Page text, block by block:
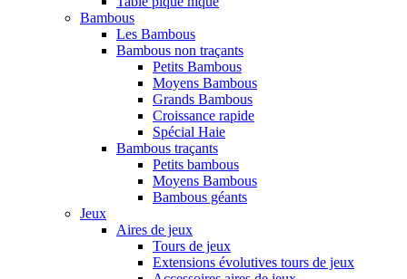
Bambous
Les Bambous
Bambous non traçants
Petits Bambous
Moyens Bambous
Grands Bambous
Croissance rapide
Spécial Haie
Bambous traçants
Petits bambous
Moyens Bambous
Bambous géants
Jeux
Aires de jeux
Tours de jeux
Extensions évolutives tours de jeux